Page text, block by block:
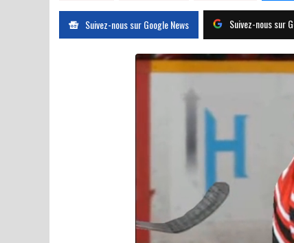
Suivez-nous sur Google News Suivez-nous sur